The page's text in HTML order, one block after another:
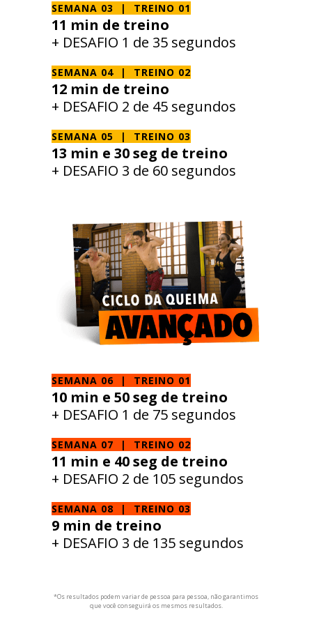
SEMANA 03 | TREINO 01
11 min de treino
+ DESAFIO 1 de 35 segundos
SEMANA 04 | TREINO 02
12 min de treino
+ DESAFIO 2 de 45 segundos
SEMANA 05 | TREINO 03
13 min e 30 seg de treino
+ DESAFIO 3 de 60 segundos
SEMANA 06 | TREINO 01
10 min e 50 seg de treino
+ DESAFIO 1 de 75 segundos
SEMANA 07 | TREINO 02
11 min e 40 seg de treino
+ DESAFIO 2 de 105 segundos
SEMANA 08 | TREINO 03
9 min de treino
+ DESAFIO 3 de 135 segundos
*Os resultados podem variar de pessoa para pessoa, não garantimos
que você conseguirá os mesmos resultados.